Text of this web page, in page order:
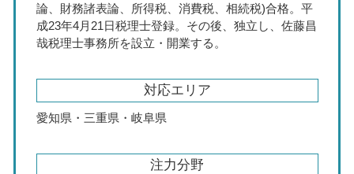
論、財務諸表論、所得税、消費税、相続税)合格。平
成23年4月21日税理士登録。その後、独立し、佐藤昌
哉税理士事務所を設立・開業する。
対応エリア
愛知県・三重県・岐阜県
注力分野